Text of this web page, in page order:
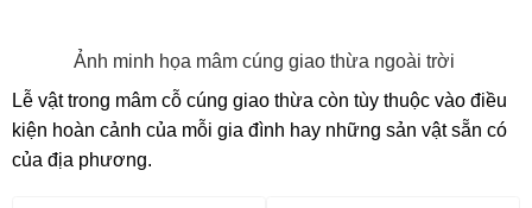
Ảnh minh họa mâm cúng giao thừa ngoài trời
Lễ vật trong mâm cỗ cúng giao thừa còn tùy thuộc vào điều
kiện hoàn cảnh của mỗi gia đình hay những sản vật sẵn có
của địa phương.